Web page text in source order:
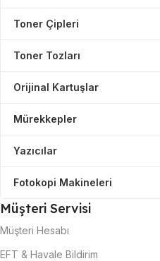
Toner Çipleri
Toner Tozları
Orijinal Kartuşlar
Mürekkepler
Yazıcılar
Fotokopi Makineleri
Müşteri Servisi
Müşteri Hesabı
EFT & Havale Bildirim